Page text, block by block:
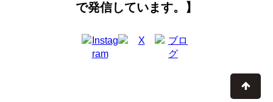
で発信しています。】